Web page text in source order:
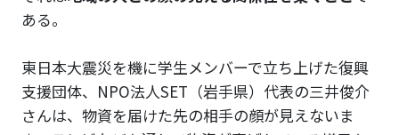
ある。
東日本大震災を機に学生メンバーで立ち上げた復興
支援団体、NPO法人SET（岩手県）代表の三井俊介
さんは、物資を届けた先の相手の顔が見えないま